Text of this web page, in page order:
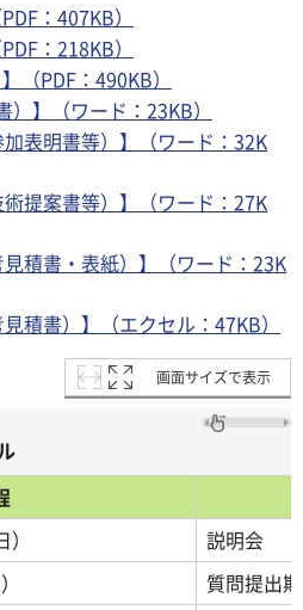
：407KB）
：218KB）
（PDF：490KB）
）】（ワード：23KB）
加表明書等）】（ワード：32K
術提案書等）】（ワード：27K
見積書・表紙）】（ワード：23K
見積書）】（エクセル：47KB）
画面サイズで表示
説明会
質問提出